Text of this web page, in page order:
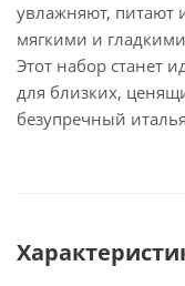
увлажняют, питают
мягкими и
Этот набор станет
для близких,
безупречный